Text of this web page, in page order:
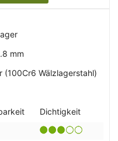
mm
(100Cr6 Wälzlagerstahl)
Dichtigkeit